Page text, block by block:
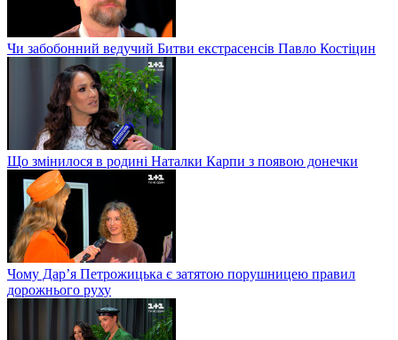
Чи забобонний ведучий Битви екстрасенсів Павло Костіцин
Що змінилося в родині Наталки Карпи з появою донечки
Чому Дар’я Петрожицька є затятою порушницею правил
дорожнього руху